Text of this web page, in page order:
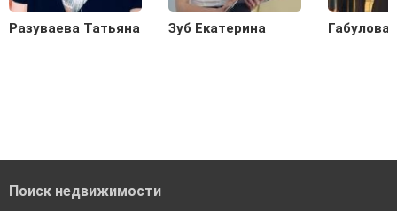
Разуваева Татьяна Зуб Екатерина Габулова
Поиск недвижимости